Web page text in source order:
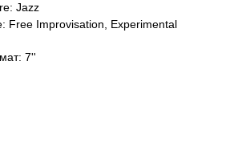
Jazz
Free Improvisation, Experimental
7''